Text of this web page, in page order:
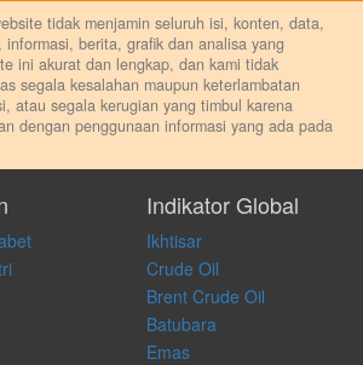
tidak menjamin seluruh isi, konten, data,
berita, grafik dan analisa yang
ini akurat dan lengkap, dan kami tidak
segala kesalahan maupun keterlambatan
atau segala kerugian yang timbul karena
dengan penggunaan informasi yang ada pada
anjuran, saran, rekomendasi untuk
melakukan aktivitas lain yang terkait dengan
apapun, dan kami tidak bertanggung jawab
yang dilakukan dalam kondisi dan situasi
secara langsung maupun tidak
website ini.
Indikator Global
Ikhtisar
Crude Oil
Brent Crude Oil
Batubara
Emas